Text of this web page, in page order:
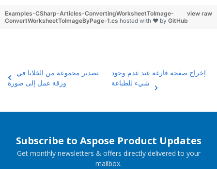
view raw
Examples-CSharp-Articles-ConvertingWorksheetToImage-
ConvertWorksheetToImageByPage-1.cs hosted with ❤ by GitHub
تصدير مجموعة من الخلايا في
ورقة عمل إلى صورة
إخراج صفحة فارغة عند عدم وجود
شيء للطباعة
Subscribe to Aspose Product Updates
Get monthly newsletters & offers directly delivered to your
mailbox.